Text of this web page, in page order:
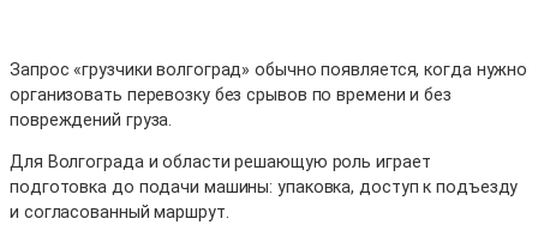
Запрос «грузчики волгоград» обычно появляется, когда нужно
организовать перевозку без срывов по времени и без
повреждений груза.
Для Волгограда и области решающую роль играет
подготовка до подачи машины: упаковка, доступ к подъезду
и согласованный маршрут.